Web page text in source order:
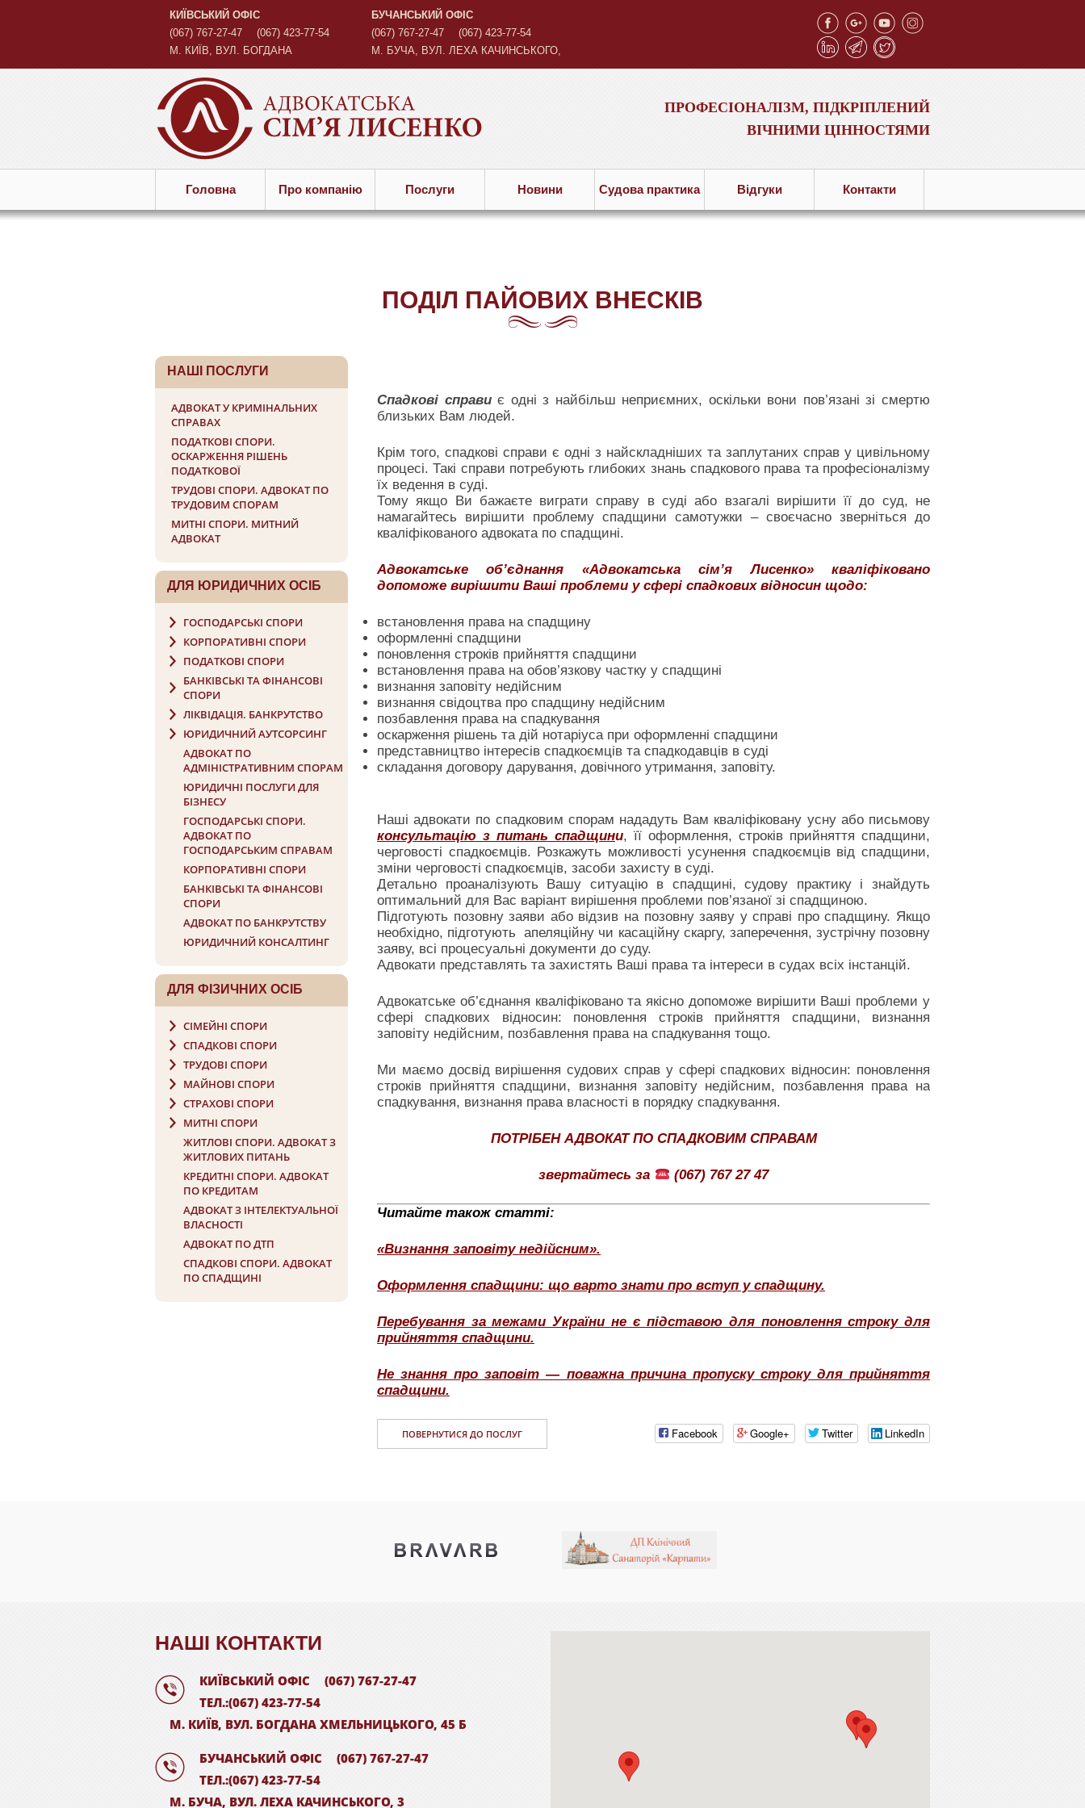
КИЇВСЬКИЙ ОФІС
(067) 767-27-47
(067) 423-77-54
М. КИЇВ, ВУЛ. БОГДАНА
БУЧАНСЬКИЙ ОФІС
(067) 767-27-47
(067) 423-77-54
М. БУЧА, ВУЛ. ЛЕХА КАЧИНСЬКОГО,
ПРОФЕСІОНАЛІЗМ, ПІДКРІПЛЕНИЙ
ВІЧНИМИ ЦІННОСТЯМИ
Головна Про компанiю Послуги Новини Судова практика Вiдгуки Контакти
ПОДІЛ ПАЙОВИХ ВНЕСКІВ
НАШI ПОСЛУГИ
АДВОКАТ У КРИМІНАЛЬНИХ
СПРАВАХ
ПОДАТКОВІ СПОРИ.
ОСКАРЖЕННЯ РІШЕНЬ
ПОДАТКОВОЇ
ТРУДОВІ СПОРИ. АДВОКАТ ПО
ТРУДОВИМ СПОРАМ
МИТНІ СПОРИ. МИТНИЙ
АДВОКАТ
ДЛЯ ЮРИДИЧНИХ ОСIБ
ГОСПОДАРСЬКІ СПОРИ
КОРПОРАТИВНІ СПОРИ
ПОДАТКОВІ СПОРИ
БАНКІВСЬКІ ТА ФІНАНСОВІ
СПОРИ
ЛІКВІДАЦІЯ. БАНКРУТСТВО
ЮРИДИЧНИЙ АУТСОРСИНГ
АДВОКАТ ПО
АДМІНІСТРАТИВНИМ СПОРАМ
ЮРИДИЧНІ ПОСЛУГИ ДЛЯ
БІЗНЕСУ
ГОСПОДАРСЬКI СПОРИ.
АДВОКАТ ПО
ГОСПОДАРСЬКИМ СПРАВАМ
КОРПОРАТИВНІ СПОРИ
БАНКІВСЬКІ ТА ФІНАНСОВІ
СПОРИ
АДВОКАТ ПО БАНКРУТСТВУ
ЮРИДИЧНИЙ КОНСАЛТИНГ
ДЛЯ ФIЗИЧНИХ ОСIБ
СІМЕЙНІ СПОРИ
СПАДКОВІ СПОРИ
ТРУДОВІ СПОРИ
МАЙНОВІ СПОРИ
СТРАХОВІ СПОРИ
МИТНІ СПОРИ
ЖИТЛОВІ СПОРИ. АДВОКАТ З
ЖИТЛОВИХ ПИТАНЬ
КРЕДИТНІ СПОРИ. АДВОКАТ
ПО КРЕДИТАМ
АДВОКАТ З ІНТЕЛЕКТУАЛЬНОЇ
ВЛАСНОСТІ
АДВОКАТ ПО ДТП
СПАДКОВІ СПОРИ. АДВОКАТ
ПО СПАДЩИНІ
Спадкові справиє одні з найбільш неприємних, оскільки вони пов’язані зі смертю
близьких Вам людей.
Крім того, спадкові справи є одні з найскладніших та заплутаних справ у цивільному
процесі. Такі справи потребують глибоких знань спадкового права та професіоналізму
їх ведення в суді.
Тому якщо Ви бажаєте виграти справу в суді або взагалі вирішити її до суд, не
намагайтесь вирішити проблему спадщини самотужки – своєчасно зверніться до
кваліфікованого адвоката по спадщині.
Адвокатське об’єднання «Адвокатська сім’я Лисенко» кваліфіковано
допоможе вирішити Ваші проблеми у сфері спадкових відносин щодо:
встановлення права на спадщину
оформленні спадщини
поновлення строків прийняття спадщини
встановлення права на обов’язкову частку у спадщині
визнання заповіту недійсним
визнання свідоцтва про спадщину недійсним
позбавлення права на спадкування
оскарження рішень та дій нотаріуса при оформленні спадщини
представництво інтересів спадкоємців та спадкодавців в суді
складання договору дарування, довічного утримання, заповіту.
Наші адвокати по спадковим спорам нададуть Вам кваліфіковану усну або письмову
консультацію з питань спадщини, її оформлення, строків прийняття спадщини,
черговості спадкоємців. Розкажуть можливості усунення спадкоємців від спадщини,
зміни черговості спадкоємців, засоби захисту в суді.
Детально проаналізують Вашу ситуацію в спадщині, судову практику і знайдуть
оптимальний для Вас варіант вирішення проблеми пов’язаної зі спадщиною.
Підготують позовну заяви або відзив на позовну заяву у справі про спадщину. Якщо
необхідно, підготують апеляційну чи касаційну скаргу, заперечення, зустрічну позовну
заяву, всі процесуальні документи до суду.
Адвокати представлять та захистять Ваші права та інтереси в судах всіх інстанцій.
Адвокатське об’єднання кваліфіковано та якісно допоможе вирішити Ваші проблеми у
сфері спадкових відносин: поновлення строків прийняття спадщини, визнання
заповіту недійсним, позбавлення права на спадкування тощо.
Ми маємо досвід вирішення судових справ у сфері спадкових відносин: поновлення
строків прийняття спадщини, визнання заповіту недійсним, позбавлення права на
спадкування, визнання права власності в порядку спадкування.
ПОТРІБЕН АДВОКАТ ПО СПАДКОВИМ СПРАВАМ
звертайтесь за (067) 767 27 47
Читайте також статті:
«Визнання заповіту недійсним».
Оформлення спадщини: що варто знати про вступ у спадщину.
Перебування за межами України не є підставою для поновлення строку для
прийняття спадщини.
Не знання про заповіт — поважна причина пропуску строку для прийняття
спадщини.
Facebook Google+ Twitter LinkedIn
ПОВЕРНУТИСЯ ДО ПОСЛУГ
НАШI КОНТАКТИ
КИЇВСЬКИЙ ОФІС
(067) 767-27-47
ТЕЛ.:(067) 423-77-54
М. КИЇВ, ВУЛ. БОГДАНА ХМЕЛЬНИЦЬКОГО, 45 Б
БУЧАНСЬКИЙ ОФІС
(067) 767-27-47
ТЕЛ.:(067) 423-77-54
М. БУЧА, ВУЛ. ЛЕХА КАЧИНСЬКОГО, 3